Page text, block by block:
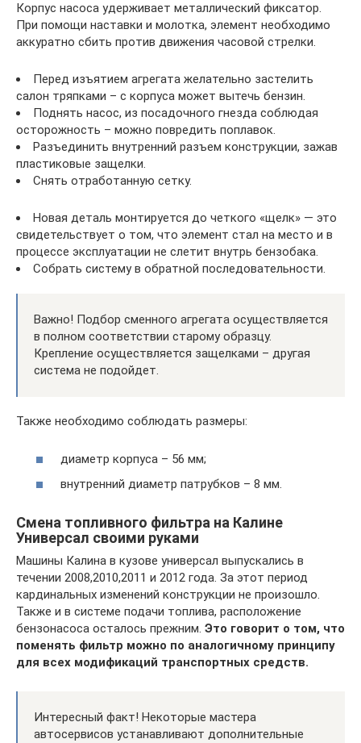
Корпус насоса удерживает металлический фиксатор.
При помощи наставки и молотка, элемент необходимо
аккуратно сбить против движения часовой стрелки.
Перед изъятием агрегата желательно застелить
салон тряпками – с корпуса может вытечь бензин.
Поднять насос, из посадочного гнезда соблюдая
осторожность – можно повредить поплавок.
Разъединить внутренний разъем конструкции, зажав
пластиковые защелки.
Снять отработанную сетку.
Новая деталь монтируется до четкого «щелк» — это
свидетельствует о том, что элемент стал на место и в
процессе эксплуатации не слетит внутрь бензобака.
Собрать систему в обратной последовательности.
Важно! Подбор сменного агрегата осуществляется
в полном соответствии старому образцу.
Крепление осуществляется защелками – другая
система не подойдет.
Также необходимо соблюдать размеры:
диаметр корпуса – 56 мм;
внутренний диаметр патрубков – 8 мм.
Смена топливного фильтра на Калине
Универсал своими руками
Машины Калина в кузове универсал выпускались в
течении 2008,2010,2011 и 2012 года. За этот период
кардинальных изменений конструкции не произошло.
Также и в системе подачи топлива, расположение
бензонасоса осталось прежним. Это говорит о том, что
поменять фильтр можно по аналогичному принципу
для всех модификаций транспортных средств.
Интересный факт! Некоторые мастера
автосервисов устанавливают дополнительные